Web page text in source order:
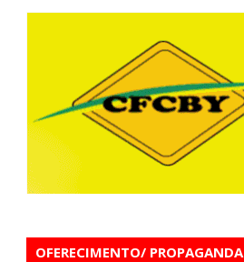
OFERECIMENTO/ PROPAGANDA